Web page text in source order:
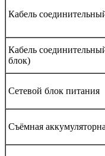
Кабель
Кабель
блок)
Сетевой блок питания
Съёмная